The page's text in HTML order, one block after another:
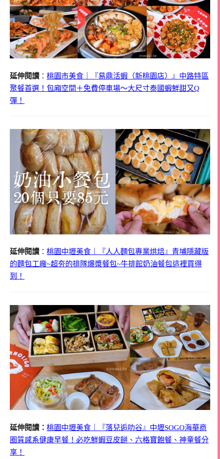
延伸閱讀 ： 桃園市美食｜『易鼎活蝦（新桃園店）』中路特區
聚餐首選！包廂空間＋免費停車場～大尺寸泰國蝦鮮甜又Q
彈！
延伸閱讀 ： 桃園中壢美食｜『人人麵包專業烘焙』青埔隱藏版
的麵包工廠~超夯的排隊爆漿餐包~牛排館奶油餐包這裡買得
到！
延伸閱讀： 桃園中壢美食｜『落兒逅叻谷』中壢SOGO海華商
圈質感系健康早餐！必吃鮮蝦豆皮餅、六格寶飽餐、神童餐分
享！